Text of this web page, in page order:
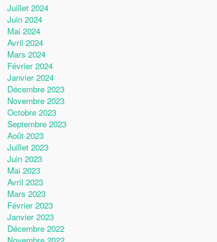
Juillet 2024
Juin 2024
Mai 2024
Avril 2024
Mars 2024
Février 2024
Janvier 2024
Décembre 2023
Novembre 2023
Octobre 2023
Septembre 2023
Août 2023
Juillet 2023
Juin 2023
Mai 2023
Avril 2023
Mars 2023
Février 2023
Janvier 2023
Décembre 2022